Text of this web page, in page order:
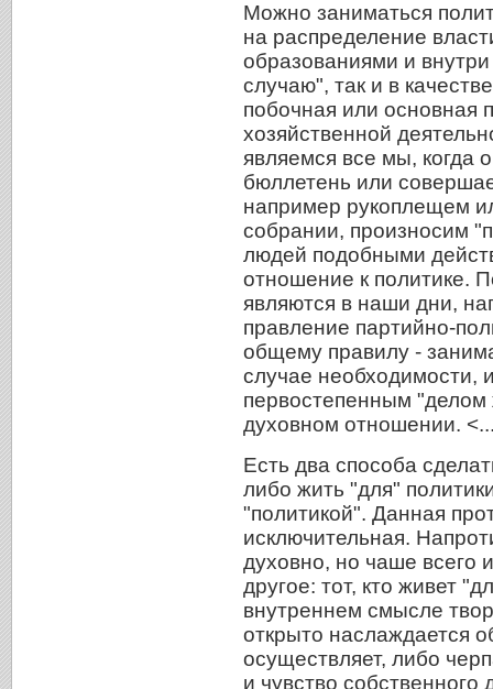
Можно заниматься
на распределение
образованиями и внутри
случаю", так и в
побочная или основная
хозяйственной
являемся все мы, когда
бюллетень или
например рукоплещем
собрании, произносим
людей подобными
отношение к политике.
являются в наши дни,
правление партийно-
общему правилу -
случае необходимости,
первостепенным
духовном отношении.
Есть два способа
либо жить "для"
"политикой". Данная
исключительная.
духовно, но чаше всего
другое: тот, кто живет
внутреннем смысле
открыто наслаждается
осуществляет, либо
и чувство собственного